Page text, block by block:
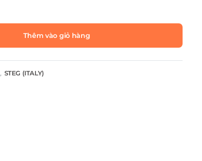
Thêm vào giỏ hàng
, STEG (ITALY)